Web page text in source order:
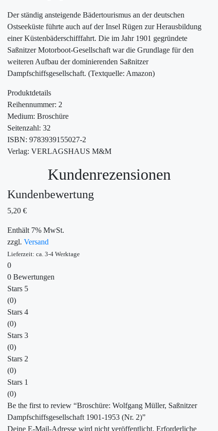
Der ständig ansteigende Bädertourismus an der deutschen
Ostseeküste führte auch auf der Insel Rügen zur Herausbildung
einer Küstenbäderschifffahrt. Die im Jahr 1901 gegründete
Saßnitzer Motorboot-Gesellschaft war die Grundlage für den
weiteren Aufbau der dominierenden Saßnitzer
Dampfschiffsgesellschaft. (Textquelle: Amazon)
Produktdetails
Reihennummer: 2
Medium: Broschüre
Seitenzahl: 32
ISBN: 9783939155027-2
Verlag: VERLAGSHAUS M&M
Kundenrezensionen
Kundenbewertung
5,20 €
Enthält 7% MwSt.
zzgl. Versand
Lieferzeit: ca. 3-4 Werktage
0
0 Bewertungen
Stars 5
(0)
Stars 4
(0)
Stars 3
(0)
Stars 2
(0)
Stars 1
(0)
Be the first to review “Broschüre: Wolfgang Müller, Saßnitzer
Dampfschiffsgesellschaft 1901-1953 (Nr. 2)”
Deine E-Mail-Adresse wird nicht veröffentlicht. Erforderliche